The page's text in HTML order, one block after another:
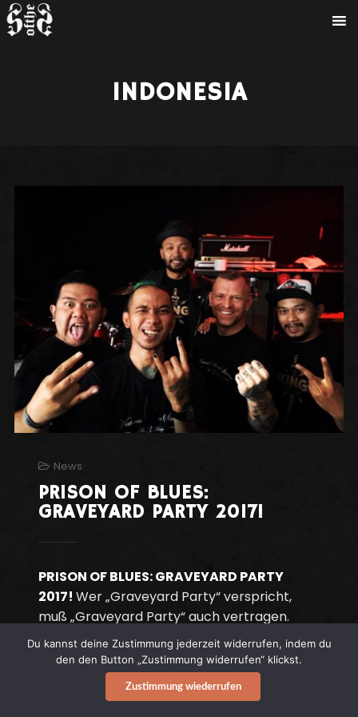
INDONESIA
News
PRISON OF BLUES:
GRAVEYARD PARTY 2017!
PRISON OF BLUES: GRAVEYARD PARTY
2017! Wer „Graveyard Party“ verspricht,
muß „Graveyard Party“ auch vertragen.
Continue reading
Du kannst deine Zustimmung jederzeit widerrufen, indem du
den den Button „Zustimmung widerrufen“ klickst.
Zustimmung wiederrufen